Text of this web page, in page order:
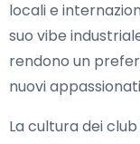
locali e
suo vibe
rendono un
nuovi
La cultura dei